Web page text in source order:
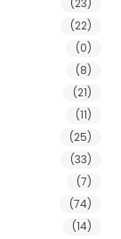
(23)
(22)
(0)
(8)
(21)
(11)
(25)
(33)
(7)
(74)
(14)